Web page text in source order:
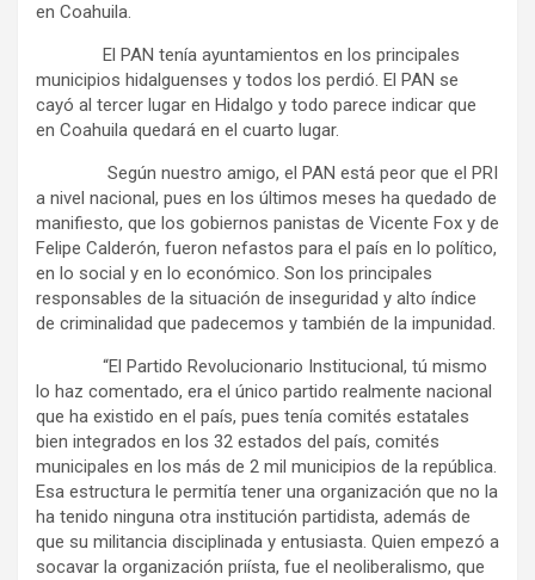
en Coahuila.
El PAN tenía ayuntamientos en los principales
municipios hidalguenses y todos los perdió. El PAN se
cayó al tercer lugar en Hidalgo y todo parece indicar que
en Coahuila quedará en el cuarto lugar.
Según nuestro amigo, el PAN está peor que el PRI
a nivel nacional, pues en los últimos meses ha quedado de
manifiesto, que los gobiernos panistas de Vicente Fox y de
Felipe Calderón, fueron nefastos para el país en lo político,
en lo social y en lo económico. Son los principales
responsables de la situación de inseguridad y alto índice
de criminalidad que padecemos y también de la impunidad.
“El Partido Revolucionario Institucional, tú mismo
lo haz comentado, era el único partido realmente nacional
que ha existido en el país, pues tenía comités estatales
bien integrados en los 32 estados del país, comités
municipales en los más de 2 mil municipios de la república.
Esa estructura le permitía tener una organización que no la
ha tenido ninguna otra institución partidista, además de
que su militancia disciplinada y entusiasta. Quien empezó a
socavar la organización priísta, fue el neoliberalismo, que